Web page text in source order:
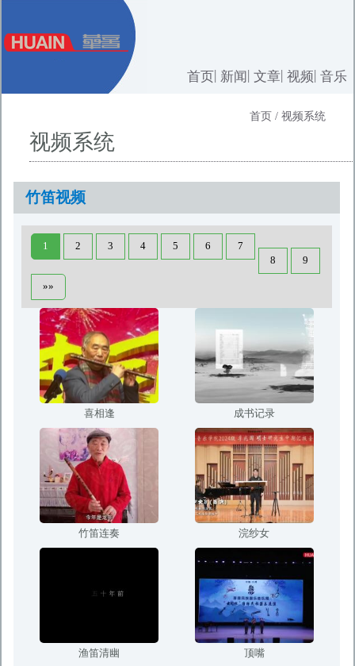
首页 新闻 文章 视频 音乐
首页 / 视频系统
视频系统
竹笛视频
1 2 3 4 5 6
7
8
9
»»
喜相逢 成书记录
竹笛连奏 浣纱女
渔笛清幽 顶嘴